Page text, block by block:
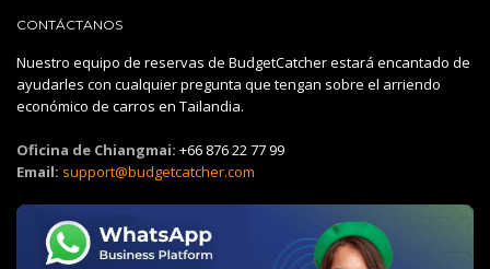
CONTÁCTANOS
Nuestro equipo de reservas de BudgetCatcher estará encantado de
ayudarles con cualquier pregunta que tengan sobre el arriendo
económico de carros en Tailandia.
Oficina de Chiangmai: +66 876 22 77 99
Email: support@budgetcatcher.com